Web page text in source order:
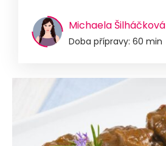
Michaela Šilháčková
Doba přípravy: 60 min